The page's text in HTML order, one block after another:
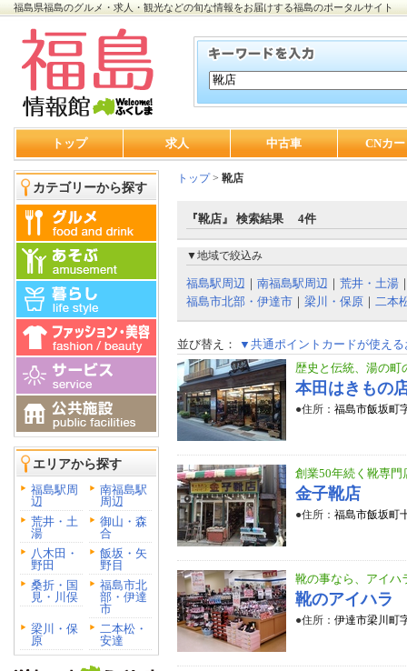
福島県福島のグルメ・求人・観光などの旬な情報をお届けする福島のポータルサイト
トップ 求人 中古車 CNカ
カテゴリーから探す
エリアから探す
福島駅周
辺
南福島駅
周辺
荒井・土
湯
御山・森
合
八木田・
野田
飯坂・矢
野目
桑折・国
見・川俣
福島市北
部・伊達
市
梁川・保
原
二本松・
安達
トップ> 靴店
『靴店』 検索結果 4件
▼地域で絞込み
福島駅周辺 ｜ 南福島駅周辺 ｜ 荒井・土湯
福島市北部・伊達市 ｜ 梁川・保原 ｜ 二本
並び替え：
▼共通ポイントカードが使える
歴史と伝統、湯の町
本田はきもの
●住所： 福島市飯坂町
創業50年続く靴専門
金子靴店
●住所： 福島市飯坂町
靴の事なら、アイハ
靴のアイハラ
●住所： 伊達市梁川町